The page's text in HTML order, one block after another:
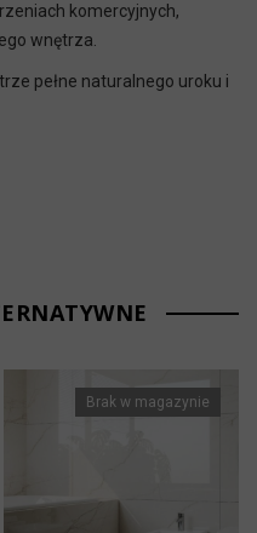
komercyjnych,
wnętrza.
pełne naturalnego uroku i
Brak w magazynie